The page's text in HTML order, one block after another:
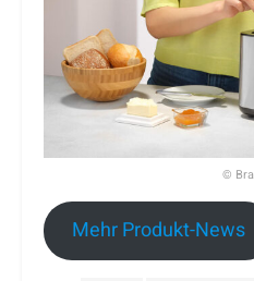
©
Mehr Produkt-News